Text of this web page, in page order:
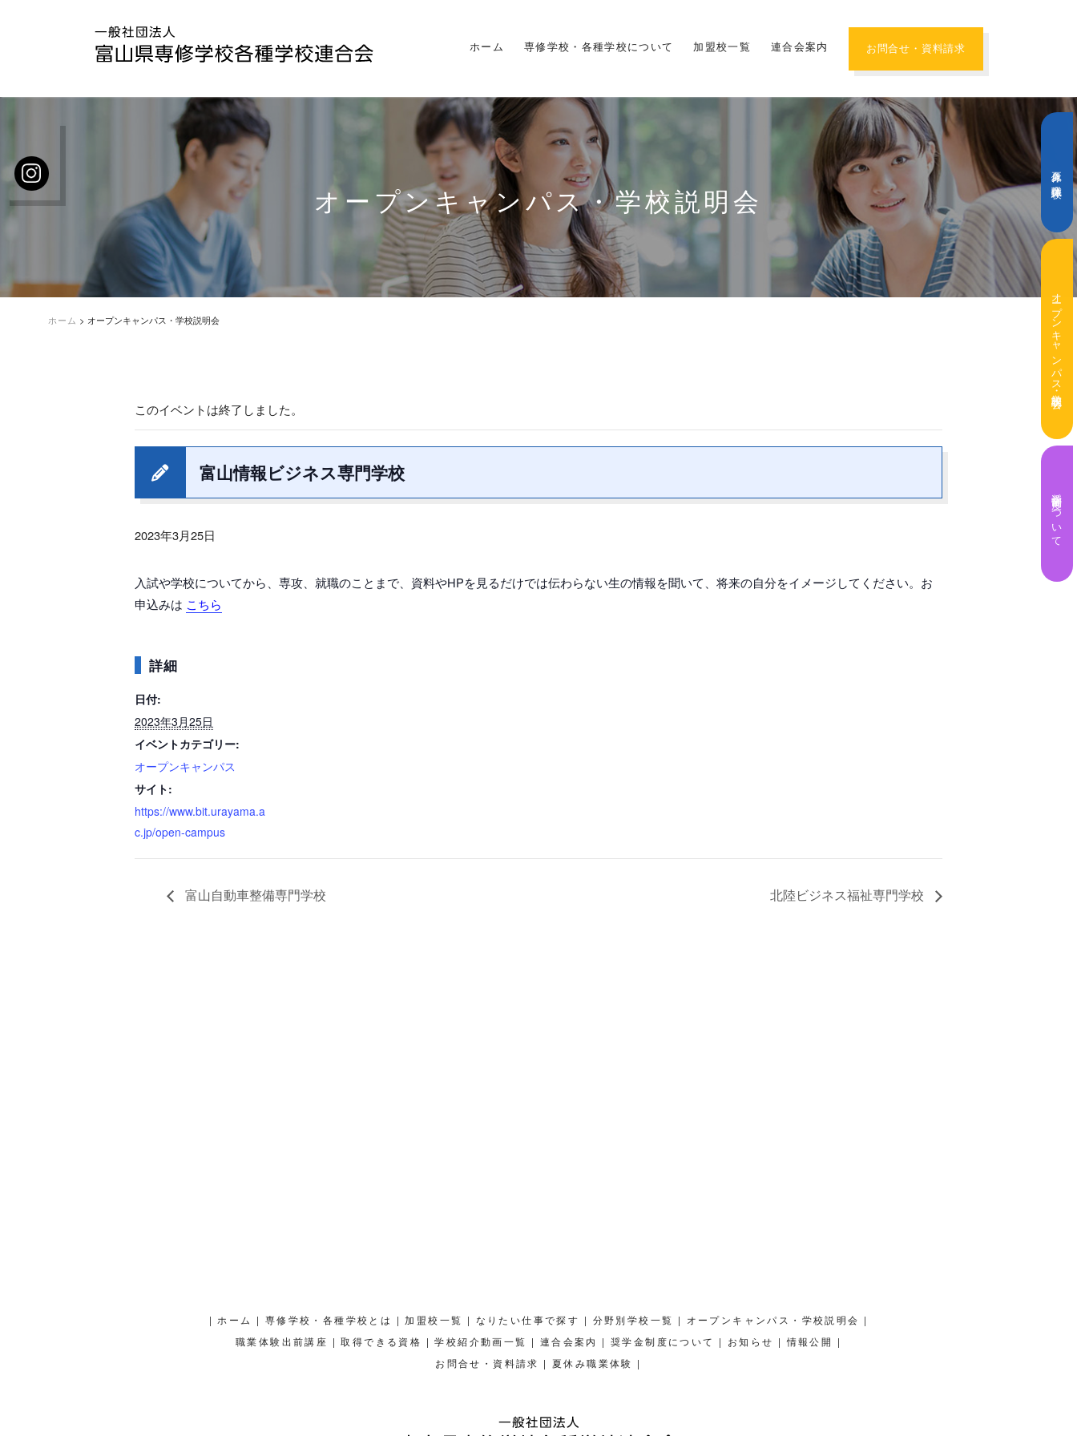
ホーム 専修学校・各種学校について 加盟校一覧 連合会案内 お問合せ・資料請求
オープンキャンパス・学校説明会
ホーム > オープンキャンパス・学校説明会
このイベントは終了しました。
富山情報ビジネス専門学校
2023年3月25日
入試や学校についてから、専攻、就職のことまで、資料やHPを見るだけでは伝わらない生の情報を聞いて、将来の自分をイメージしてください。お
申込みは こちら
詳細
日付:
2023年3月25日
イベントカテゴリー:
オープンキャンパス
サイト:
https://www.bit.urayama.a
c.jp/open-campus
富山自動車整備専門学校 北陸ビジネス福祉専門学校
夏休み職業体験
オープンキャンパス・学校説明会
奨学金制度について
| ホーム | 専修学校・各種学校とは |加盟校一覧 | なりたい仕事で探す | 分野別学校一覧 | オープンキャンパス・学校説明会 |
職業体験出前講座 |取得できる資格 |学校紹介動画一覧 | 連合会案内 | 奨学金制度について | お知らせ |情報公開 |
お問合せ・資料請求 | 夏休み職業体験 |